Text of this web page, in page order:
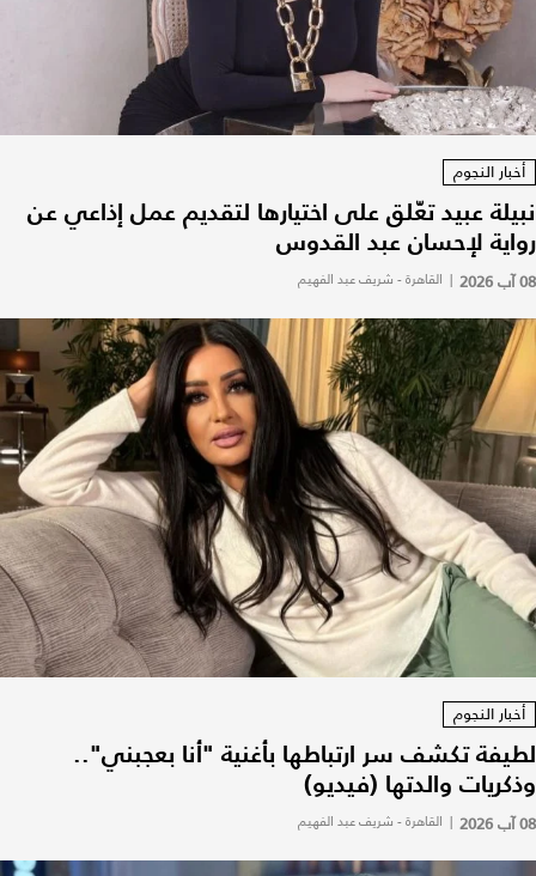
أخبار النجوم
نبيلة عبيد تعّلق على اختيارها لتقديم عمل إذاعي عن
رواية لإحسان عبد القدوس
08 آب 2026 | القاهرة - شريف عبد الفهيم
أخبار النجوم
لطيفة تكشف سر ارتباطها بأغنية "أنا بعجبني"..
وذكريات والدتها (فيديو)
08 آب 2026 | القاهرة - شريف عبد الفهيم